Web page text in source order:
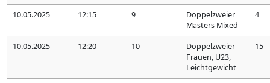
10.05.2025 12:15 9
Doppelzweier
Masters Mixed
4
10.05.2025 12:20 10
Doppelzweier
Frauen, U23,
Leichtgewicht
15